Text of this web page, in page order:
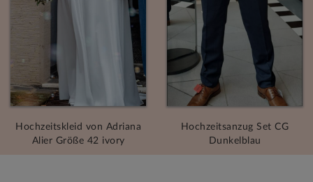
Hochzeitskleid von Adriana
Alier Größe 42 ivory
Hochzeitsanzug Set CG
Dunkelblau